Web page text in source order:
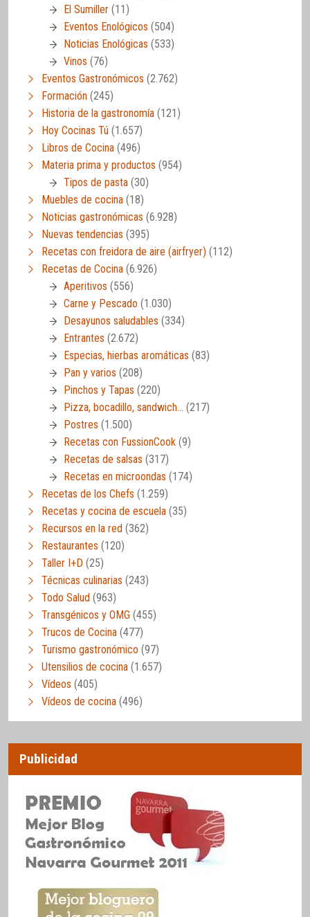
El Sumiller (11)
Eventos Enológicos (504)
Noticias Enológicas (533)
Vinos (76)
Eventos Gastronómicos (2.762)
Formación (245)
Historia de la gastronomía (121)
Hoy Cocinas Tú (1.657)
Libros de Cocina (496)
Materia prima y productos (954)
Tipos de pasta (30)
Muebles de cocina (18)
Noticias gastronómicas (6.928)
Nuevas tendencias (395)
Recetas con freidora de aire (airfryer) (112)
Recetas de Cocina (6.926)
Aperitivos (556)
Carne y Pescado (1.030)
Desayunos saludables (334)
Entrantes (2.672)
Especias, hierbas aromáticas (83)
Pan y varios (208)
Pinchos y Tapas (220)
Pizza, bocadillo, sandwich… (217)
Postres (1.500)
Recetas con FussionCook (9)
Recetas de salsas (317)
Recetas en microondas (174)
Recetas de los Chefs (1.259)
Recetas y cocina de escuela (35)
Recursos en la red (362)
Restaurantes (120)
Taller I+D (25)
Técnicas culinarias (243)
Todo Salud (963)
Transgénicos y OMG (455)
Trucos de Cocina (477)
Turismo gastronómico (97)
Utensilios de cocina (1.657)
Vídeos (405)
Vídeos de cocina (496)
Publicidad